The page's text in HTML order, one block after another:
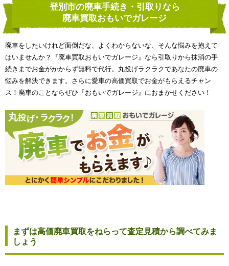
登別市の廃車手続き・引取りなら
廃車買取おもいでガレージ
廃車をしたいけれど面倒だな、よくわからないな、そんな悩みを抱えて
はいませんか？『廃車買取おもいでガレージ』なら引取りから抹消の手
続きまでお金がかからず無料で代行。丸投げラクラクであなたの廃車の
悩みを解決できます。さらに愛車の高価買取でお金がもらえるチャン
ス！廃車のことならぜひ『おもいでガレージ』におまかせください！
まずは高価廃車買取をねらって査定見積から調べてみま
しょう